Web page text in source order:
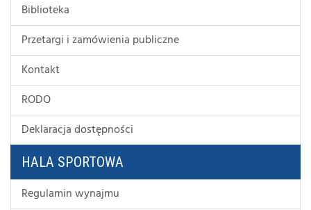
Biblioteka
Przetargi i zamówienia publiczne
Kontakt
RODO
Deklaracja dostępności
HALA SPORTOWA
Regulamin wynajmu